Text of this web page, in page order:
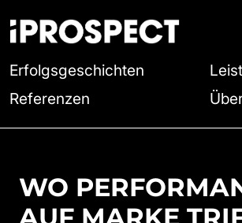
Erfolgsgeschichten
Referenzen
WO